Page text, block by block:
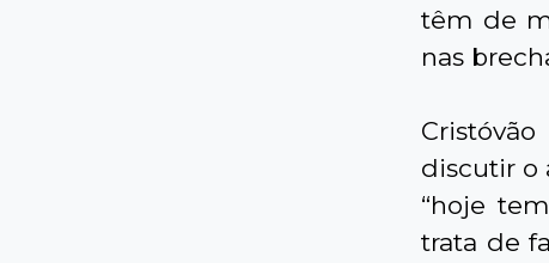
têm de
nas
discutir o
“hoje
trata de